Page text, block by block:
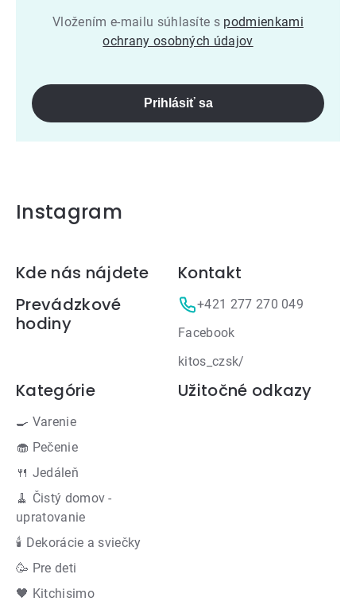
Vložením e-mailu súhlasíte s podmienkami
ochrany osobných údajov
Prihlásiť sa
Instagram
Zápätie
Kde nás nájdete
Prevádzkové
hodiny
Kontakt
+421 277 270 049
Facebook
kitos_czsk/
Kategórie
🍳 Varenie
🧁 Pečenie
🍴 Jedáleň
🧹 Čistý domov -
upratovanie
🕯 Dekorácie a sviečky
🥳 Pre deti
🖤 Kitchisimo
Užitočné odkazy